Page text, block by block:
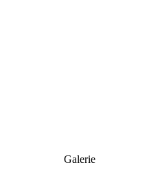
Galerie